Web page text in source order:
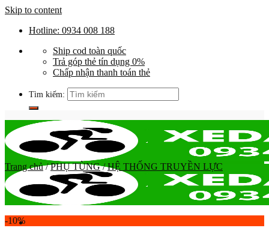
Skip to content
Hotline: 0934 008 188
Ship cod toàn quốc
Trả góp thẻ tín dụng 0%
Chấp nhận thanh toán thẻ
Tìm kiếm:
Trang chủ / PHỤ TÙNG / HỆ THỐNG TRUYỀN LỰC
-10%